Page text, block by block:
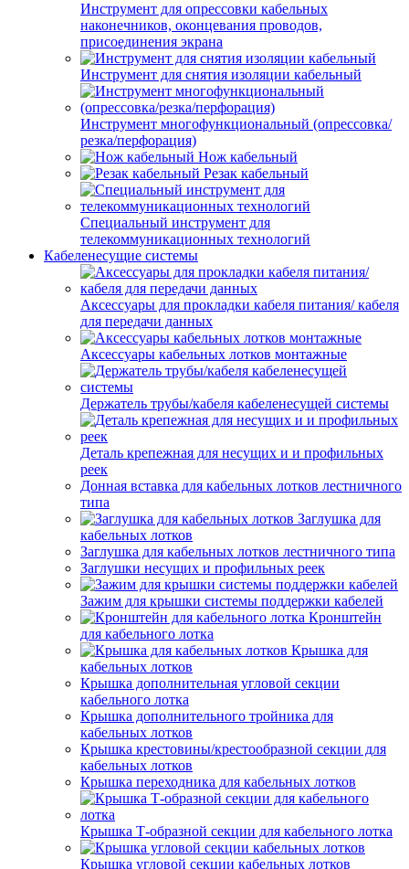
Инструмент для опрессовки кабельных
наконечников, оконцевания проводов,
присоединения экрана
Инструмент для снятия изоляции кабельный
Инструмент многофункциональный (опрессовка/
резка/перфорация)
Нож кабельный
Резак кабельный
Специальный инструмент для
телекоммуникационных технологий
Кабеленесущие системы
Аксессуары для прокладки кабеля питания/ кабеля
для передачи данных
Аксессуары кабельных лотков монтажные
Держатель трубы/кабеля кабеленесущей системы
Деталь крепежная для несущих и и профильных
реек
Донная вставка для кабельных лотков лестничного
типа
Заглушка для
кабельных лотков
Заглушка для кабельных лотков лестничного типа
Заглушки несущих и профильных реек
Зажим для крышки системы поддержки кабелей
Кронштейн
для кабельного лотка
Крышка для
кабельных лотков
Крышка дополнительная угловой секции
кабельного лотка
Крышка дополнительного тройника для
кабельных лотков
Крышка крестовины/крестообразной секции для
кабельных лотков
Крышка переходника для кабельных лотков
Крышка Т-образной секции для кабельного лотка
Крышка угловой секции кабельных лотков